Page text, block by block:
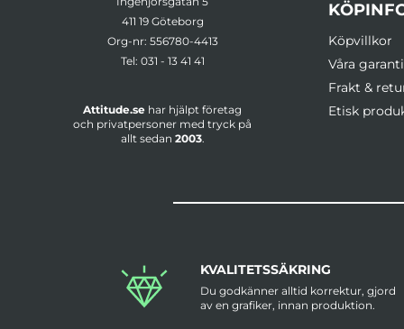
411 19 Göteborg
Org-nr: 556780-4413
Tel: 031 - 13 41 41
Attitude.se har hjälpt företag
och privatpersoner med tryck på
allt sedan 2003.
Köpvillkor
Våra
Frakt &
Etisk
KVALITETSSÄKRING
Du godkänner alltid korrektur, gjord
av en grafiker, innan produktion.